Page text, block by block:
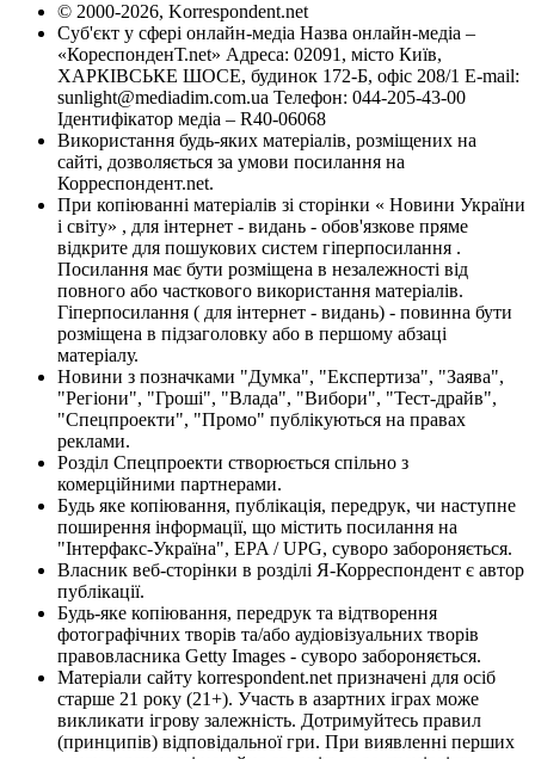
© 2000-2026, Korrespondent.net
Суб'єкт у сфері онлайн-медіа Назва онлайн-медіа –
«КореспонденТ.net» Адреса: 02091, місто Київ,
ХАРКІВСЬКЕ ШОСЕ, будинок 172-Б, офіс 208/1 E-mail:
sunlight@mediadim.com.ua Телефон: 044-205-43-00
Ідентифікатор медіа – R40-06068
Використання будь-яких матеріалів, розміщених на
сайті, дозволяється за умови посилання на
Корреспондент.net.
При копіюванні матеріалів зі сторінки « Новини України
і світу» , для інтернет - видань - обов'язкове пряме
відкрите для пошукових систем гіперпосилання .
Посилання має бути розміщена в незалежності від
повного або часткового використання матеріалів.
Гіперпосилання ( для інтернет - видань) - повинна бути
розміщена в підзаголовку або в першому абзаці
матеріалу.
Новини з позначками "Думка", "Експертиза", "Заява",
"Регіони", "Гроші", "Влада", "Вибори", "Тест-драйв",
"Спецпроекти", "Промо" публікуються на правах
реклами.
Розділ Спецпроекти створюється спільно з
комерційними партнерами.
Будь яке копіювання, публікація, передрук, чи наступне
поширення інформації, що містить посилання на
"Інтерфакс-Україна", EPA / UPG, суворо забороняється.
Власник веб-сторінки в розділі Я-Корреспондент є автор
публікації.
Будь-яке копіювання, передрук та відтворення
фотографічних творів та/або аудіовізуальних творів
правовласника Getty Images - суворо забороняється.
Матеріали сайту korrespondent.net призначені для осіб
старше 21 року (21+). Участь в азартних іграх може
викликати ігрову залежність. Дотримуйтесь правил
(принципів) відповідальної гри. При виявленні перших